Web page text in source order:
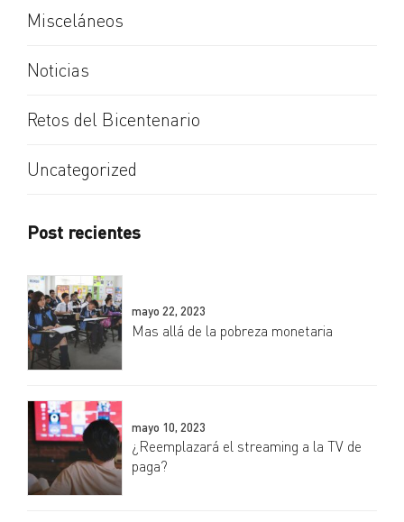
Misceláneos
Noticias
Retos del Bicentenario
Uncategorized
Post recientes
mayo 22, 2023
Mas allá de la pobreza monetaria
mayo 10, 2023
¿Reemplazará el streaming a la TV de
paga?